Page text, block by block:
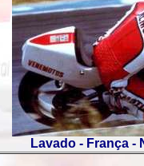
Lavado - França -